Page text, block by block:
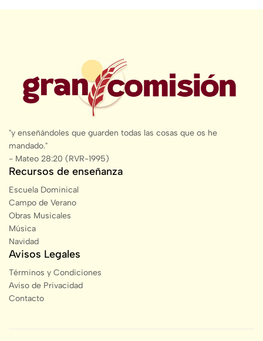
"y enseñándoles que guarden todas las cosas que os he
mandado."
- Mateo 28:20 (RVR-1995)
Recursos de enseñanza
Escuela Dominical
Campo de Verano
Obras Musicales
Música
Navidad
Avisos Legales
Términos y Condiciones
Aviso de Privacidad
Contacto